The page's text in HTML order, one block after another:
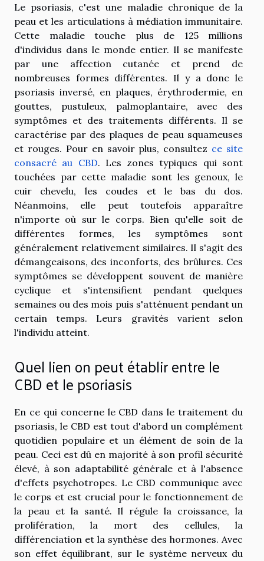
Le psoriasis, c'est une maladie chronique de la
peau et les articulations à médiation immunitaire.
Cette maladie touche plus de 125 millions
d'individus dans le monde entier. Il se manifeste
par une affection cutanée et prend de
nombreuses formes différentes. Il y a donc le
psoriasis inversé, en plaques, érythrodermie, en
gouttes, pustuleux, palmoplantaire, avec des
symptômes et des traitements différents. Il se
caractérise par des plaques de peau squameuses
et rouges. Pour en savoir plus, consultez ce site
consacré au CBD. Les zones typiques qui sont
touchées par cette maladie sont les genoux, le
cuir chevelu, les coudes et le bas du dos.
Néanmoins, elle peut toutefois apparaître
n'importe où sur le corps. Bien qu'elle soit de
différentes formes, les symptômes sont
généralement relativement similaires. Il s'agit des
démangeaisons, des inconforts, des brûlures. Ces
symptômes se développent souvent de manière
cyclique et s'intensifient pendant quelques
semaines ou des mois puis s'atténuent pendant un
certain temps. Leurs gravités varient selon
l'individu atteint.
Quel lien on peut établir entre le
CBD et le psoriasis
En ce qui concerne le CBD dans le traitement du
psoriasis, le CBD est tout d'abord un complément
quotidien populaire et un élément de soin de la
peau. Ceci est dû en majorité à son profil sécurité
élevé, à son adaptabilité générale et à l'absence
d'effets psychotropes. Le CBD communique avec
le corps et est crucial pour le fonctionnement de
la peau et la santé. Il régule la croissance, la
prolifération, la mort des cellules, la
différenciation et la synthèse des hormones. Avec
son effet équilibrant, sur le système nerveux du